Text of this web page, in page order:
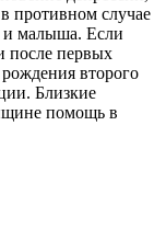
противном случае
и малыша. Если
после первых
второго
Близкие
помощь в